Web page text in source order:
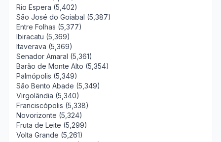
Rio Espera (5,402)
São José do Goiabal (5,387)
Entre Folhas (5,377)
Ibiracatu (5,369)
Itaverava (5,369)
Senador Amaral (5,361)
Barão de Monte Alto (5,354)
Palmópolis (5,349)
São Bento Abade (5,349)
Virgolândia (5,340)
Franciscópolis (5,338)
Novorizonte (5,324)
Fruta de Leite (5,299)
Volta Grande (5,261)